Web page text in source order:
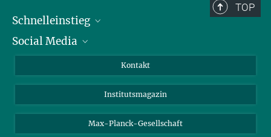
TOP
Schnelleinstieg
Alumni
Social Media
Facebook
Kontakt
Institutsmagazin
Max-Planck-Gesellschaft